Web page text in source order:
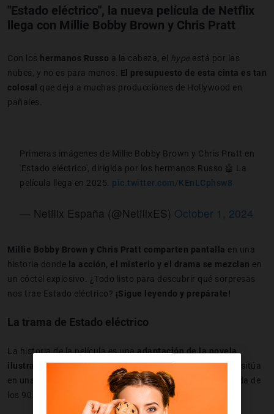
"Estado eléctrico", la nueva película de Netflix
llega con Millie Bobby Brown y Chris Pratt
Con los hermanos Russo a la cabeza, el hype está por las
nubes, y no es para menos. El presupuesto de esta cinta es tan
colosal
que deja a muchas producciones de Hollywood en
pañales.
Primeras imágenes de Millie Bobby Brown y Chris Pratt en
'Estado eléctrico', dirigida por los hermanos Russo 🤖 La
película llega en 2025. pic.twitter.com/KEnLCphsw8
— Netflix España (@NetflixES) October 1, 2024
Millie Bobby Brown y Chris Pratt comparten pantalla en una
historia donde la acción, el misterio y el drama se mezclan en
un cóctel explosivo. ¿Todo listo para descubrir qué sorpresas
nos trae Estado eléctrico? ¡Sigue leyendo y prepárate!
La trama de Estado eléctrico
La historia de la película es unaadaptación de la novela
ilustrada homónimadeSimon Stålenhag. La trama nos sitúa
en una
versión alternativa de Estados Unidos
en la década de
los 90.